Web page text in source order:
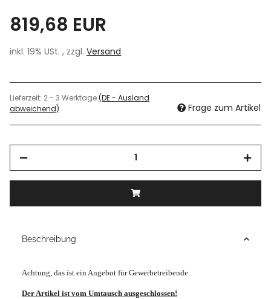
819,68 EUR
inkl. 19% USt. , zzgl. Versand
Lieferzeit: 2 - 3 Werktage(DE - Ausland
abweichend)
Frage zum Artikel
Beschreibung
Achtung, das ist ein Angebot für Gewerbetreibende.
Der Artikel ist vom Umtausch ausgeschlossen!